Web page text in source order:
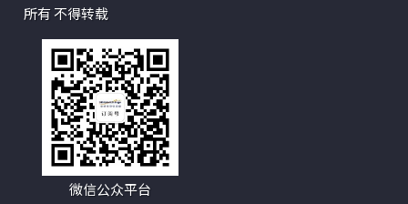
所有 不得转载
微信公众平台